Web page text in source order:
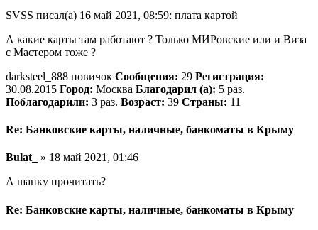
SVSS писал(а) 16 май 2021, 08:59: плата картой
А какие карты там работают ? Только МИРовские или и Виза
с Мастером тоже ?
darksteel_888 новичок Сообщения: 29 Регистрация:
30.08.2015 Город: Москва Благодарил (а): 5 раз.
Поблагодарили: 3 раз. Возраст: 39 Страны: 11
Re: Банковские карты, наличные, банкоматы в Крыму
Bulat_
» 18 май 2021, 01:46
А шапку прочитать?
Re: Банковские карты, наличные, банкоматы в Крыму